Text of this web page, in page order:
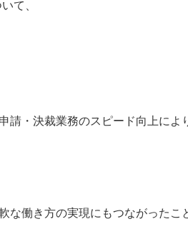
て、
・決裁業務のスピード向上に
働き方の実現にもつながったこ